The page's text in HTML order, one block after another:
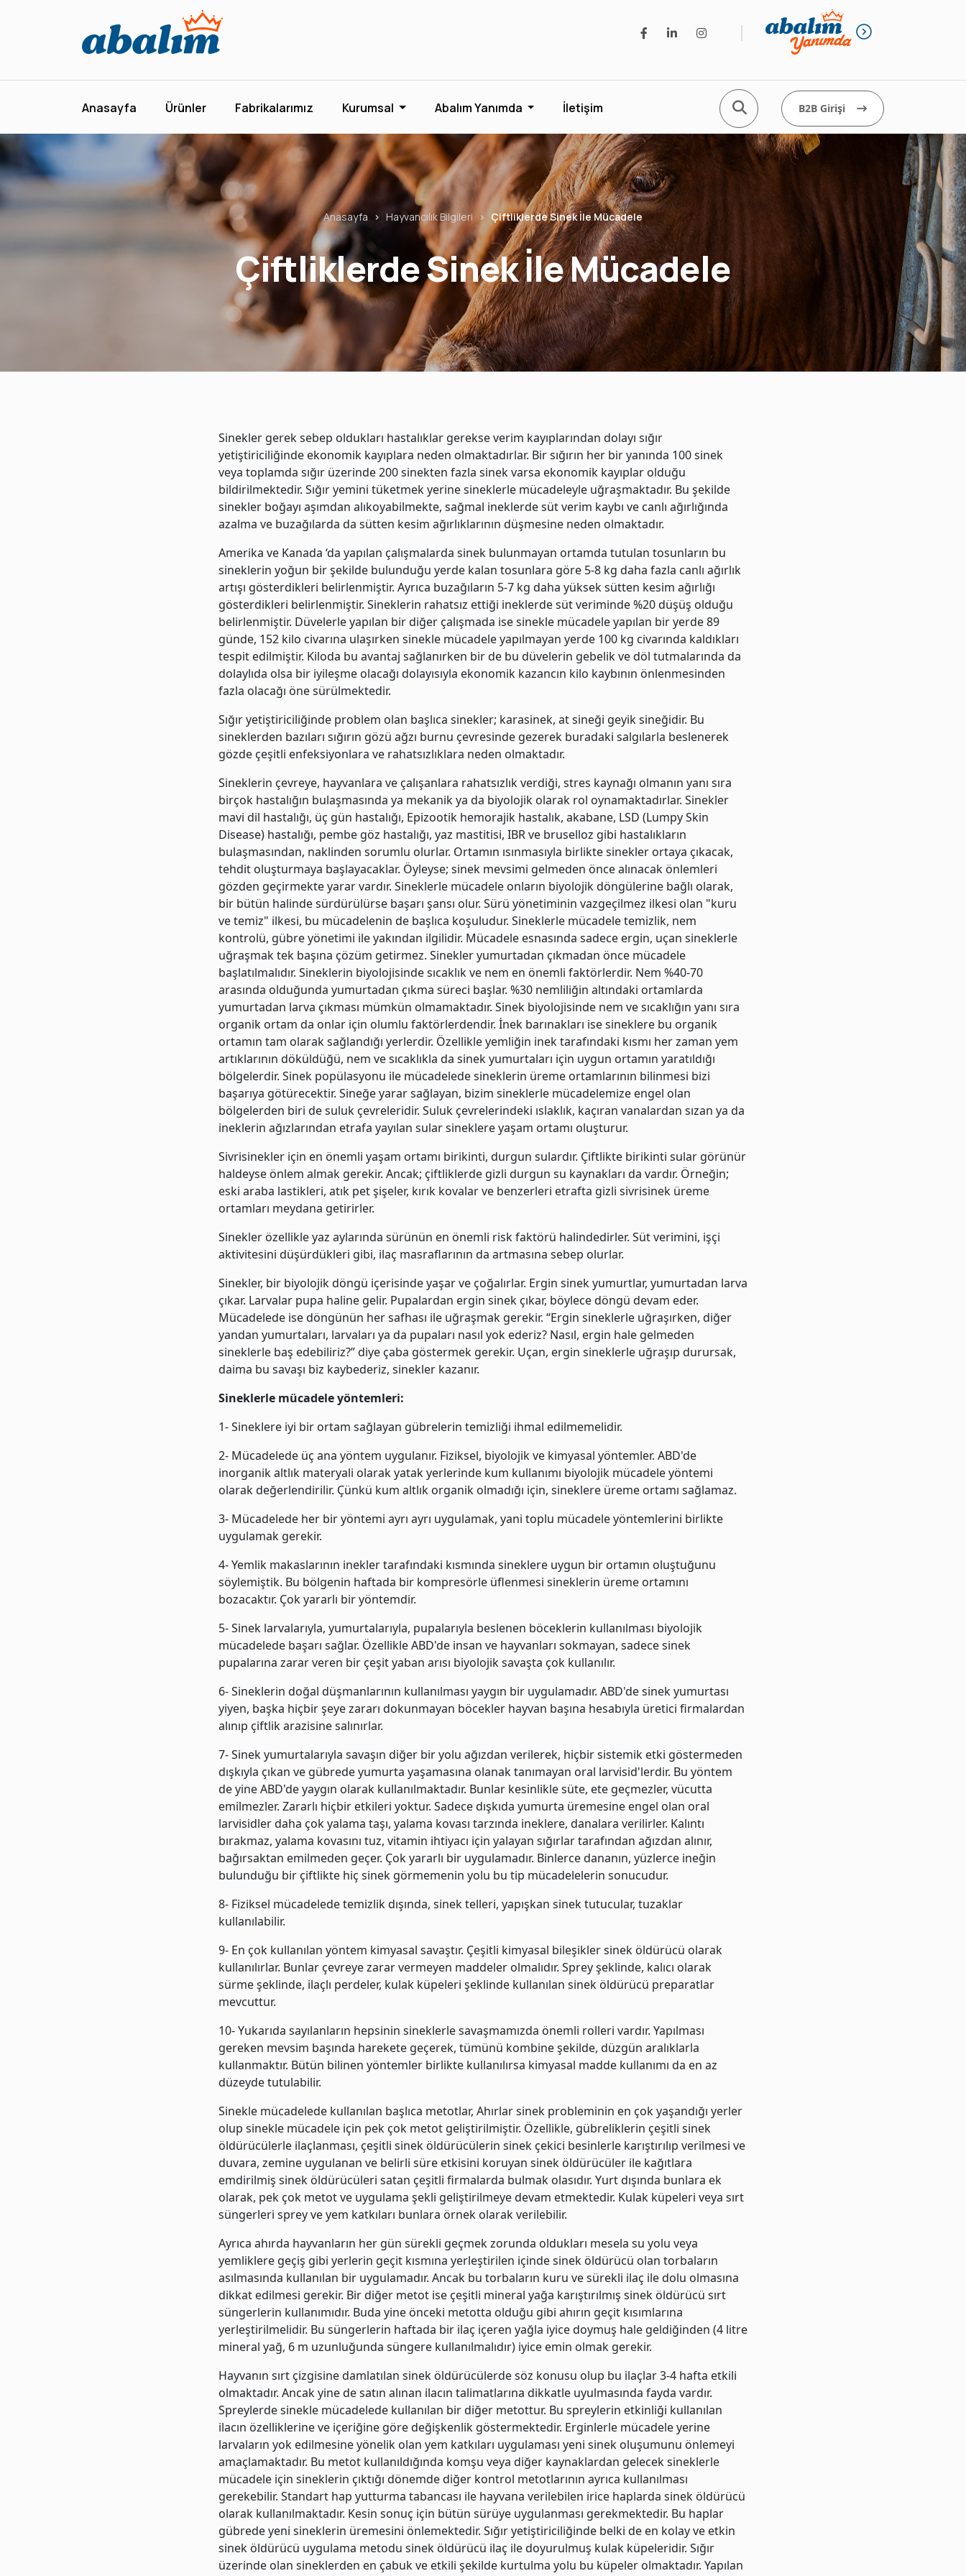
Anasayfa Ürünler Fabrikalarımız Kurumsal Abalım Yanımda İletişim B2B Girişi
Fabrikalarımız
Kurumsal
Abalım Yanımda
İletişim
Anasayfa Hayvancılık Bilgileri Çiftliklerde Sinek İle Mücadele
Çiftliklerde Sinek İle Mücadele
Sinekler gerek sebep oldukları hastalıklar gerekse verim kayıplarından dolayı sığır
yetiştiriciliğinde ekonomik kayıplara neden olmaktadırlar. Bir sığırın her bir yanında 100 sinek
veya toplamda sığır üzerinde 200 sinekten fazla sinek varsa ekonomik kayıplar olduğu
bildirilmektedir. Sığır yemini tüketmek yerine sineklerle mücadeleyle uğraşmaktadır. Bu şekilde
sinekler boğayı aşımdan alıkoyabilmekte, sağmal ineklerde süt verim kaybı ve canlı ağırlığında
azalma ve buzağılarda da sütten kesim ağırlıklarının düşmesine neden olmaktadır.
Amerika ve Kanada ‘da yapılan çalışmalarda sinek bulunmayan ortamda tutulan tosunların bu
sineklerin yoğun bir şekilde bulunduğu yerde kalan tosunlara göre 5-8 kg daha fazla canlı ağırlık
artışı gösterdikleri belirlenmiştir. Ayrıca buzağıların 5-7 kg daha yüksek sütten kesim ağırlığı
gösterdikleri belirlenmiştir. Sineklerin rahatsız ettiği ineklerde süt veriminde %20 düşüş olduğu
belirlenmiştir. Düvelerle yapılan bir diğer çalışmada ise sinekle mücadele yapılan bir yerde 89
günde, 152 kilo civarına ulaşırken sinekle mücadele yapılmayan yerde 100 kg civarında kaldıkları
tespit edilmiştir. Kiloda bu avantaj sağlanırken bir de bu düvelerin gebelik ve döl tutmalarında da
dolaylıda olsa bir iyileşme olacağı dolayısıyla ekonomik kazancın kilo kaybının önlenmesinden
fazla olacağı öne sürülmektedir.
Sığır yetiştiriciliğinde problem olan başlıca sinekler; karasinek, at sineği geyik sineğidir. Bu
sineklerden bazıları sığırın gözü ağzı burnu çevresinde gezerek buradaki salgılarla beslenerek
gözde çeşitli enfeksiyonlara ve rahatsızlıklara neden olmaktadır.
Sineklerin çevreye, hayvanlara ve çalışanlara rahatsızlık verdiği, stres kaynağı olmanın yanı sıra
birçok hastalığın bulaşmasında ya mekanik ya da biyolojik olarak rol oynamaktadırlar. Sinekler
mavi dil hastalığı, üç gün hastalığı, Epizootik hemorajik hastalık, akabane, LSD (Lumpy Skin
Disease) hastalığı, pembe göz hastalığı, yaz mastitisi, IBR ve bruselloz gibi hastalıkların
bulaşmasından, naklinden sorumlu olurlar. Ortamın ısınmasıyla birlikte sinekler ortaya çıkacak,
tehdit oluşturmaya başlayacaklar. Öyleyse; sinek mevsimi gelmeden önce alınacak önlemleri
gözden geçirmekte yarar vardır. Sineklerle mücadele onların biyolojik döngülerine bağlı olarak,
bir bütün halinde sürdürülürse başarı şansı olur. Sürü yönetiminin vazgeçilmez ilkesi olan "kuru
ve temiz" ilkesi, bu mücadelenin de başlıca koşuludur. Sineklerle mücadele temizlik, nem
kontrolü, gübre yönetimi ile yakından ilgilidir. Mücadele esnasında sadece ergin, uçan sineklerle
uğraşmak tek başına çözüm getirmez. Sinekler yumurtadan çıkmadan önce mücadele
başlatılmalıdır. Sineklerin biyolojisinde sıcaklık ve nem en önemli faktörlerdir. Nem %40-70
arasında olduğunda yumurtadan çıkma süreci başlar. %30 nemliliğin altındaki ortamlarda
yumurtadan larva çıkması mümkün olmamaktadır. Sinek biyolojisinde nem ve sıcaklığın yanı sıra
organik ortam da onlar için olumlu faktörlerdendir. İnek barınakları ise sineklere bu organik
ortamın tam olarak sağlandığı yerlerdir. Özellikle yemliğin inek tarafındaki kısmı her zaman yem
artıklarının döküldüğü, nem ve sıcaklıkla da sinek yumurtaları için uygun ortamın yaratıldığı
bölgelerdir. Sinek popülasyonu ile mücadelede sineklerin üreme ortamlarının bilinmesi bizi
başarıya götürecektir. Sineğe yarar sağlayan, bizim sineklerle mücadelemize engel olan
bölgelerden biri de suluk çevreleridir. Suluk çevrelerindeki ıslaklık, kaçıran vanalardan sızan ya da
ineklerin ağızlarından etrafa yayılan sular sineklere yaşam ortamı oluşturur.
Sivrisinekler için en önemli yaşam ortamı birikinti, durgun sulardır. Çiftlikte birikinti sular görünür
haldeyse önlem almak gerekir. Ancak; çiftliklerde gizli durgun su kaynakları da vardır. Örneğin;
eski araba lastikleri, atık pet şişeler, kırık kovalar ve benzerleri etrafta gizli sivrisinek üreme
ortamları meydana getirirler.
Sinekler özellikle yaz aylarında sürünün en önemli risk faktörü halindedirler. Süt verimini, işçi
aktivitesini düşürdükleri gibi, ilaç masraflarının da artmasına sebep olurlar.
Sinekler, bir biyolojik döngü içerisinde yaşar ve çoğalırlar. Ergin sinek yumurtlar, yumurtadan larva
çıkar. Larvalar pupa haline gelir. Pupalardan ergin sinek çıkar, böylece döngü devam eder.
Mücadelede ise döngünün her safhası ile uğraşmak gerekir. “Ergin sineklerle uğraşırken, diğer
yandan yumurtaları, larvaları ya da pupaları nasıl yok ederiz? Nasıl, ergin hale gelmeden
sineklerle baş edebiliriz?” diye çaba göstermek gerekir. Uçan, ergin sineklerle uğraşıp durursak,
daima bu savaşı biz kaybederiz, sinekler kazanır.
Sineklerle mücadele yöntemleri:
1- Sineklere iyi bir ortam sağlayan gübrelerin temizliği ihmal edilmemelidir.
2- Mücadelede üç ana yöntem uygulanır. Fiziksel, biyolojik ve kimyasal yöntemler. ABD'de
inorganik altlık materyali olarak yatak yerlerinde kum kullanımı biyolojik mücadele yöntemi
olarak değerlendirilir. Çünkü kum altlık organik olmadığı için, sineklere üreme ortamı sağlamaz.
3- Mücadelede her bir yöntemi ayrı ayrı uygulamak, yani toplu mücadele yöntemlerini birlikte
uygulamak gerekir.
4- Yemlik makaslarının inekler tarafındaki kısmında sineklere uygun bir ortamın oluştuğunu
söylemiştik. Bu bölgenin haftada bir kompresörle üflenmesi sineklerin üreme ortamını
bozacaktır. Çok yararlı bir yöntemdir.
5- Sinek larvalarıyla, yumurtalarıyla, pupalarıyla beslenen böceklerin kullanılması biyolojik
mücadelede başarı sağlar. Özellikle ABD'de insan ve hayvanları sokmayan, sadece sinek
pupalarına zarar veren bir çeşit yaban arısı biyolojik savaşta çok kullanılır.
6- Sineklerin doğal düşmanlarının kullanılması yaygın bir uygulamadır. ABD'de sinek yumurtası
yiyen, başka hiçbir şeye zararı dokunmayan böcekler hayvan başına hesabıyla üretici firmalardan
alınıp çiftlik arazisine salınırlar.
7- Sinek yumurtalarıyla savaşın diğer bir yolu ağızdan verilerek, hiçbir sistemik etki göstermeden
dışkıyla çıkan ve gübrede yumurta yaşamasına olanak tanımayan oral larvisid'lerdir. Bu yöntem
de yine ABD'de yaygın olarak kullanılmaktadır. Bunlar kesinlikle süte, ete geçmezler, vücutta
emilmezler. Zararlı hiçbir etkileri yoktur. Sadece dışkıda yumurta üremesine engel olan oral
larvisidler daha çok yalama taşı, yalama kovası tarzında ineklere, danalara verilirler. Kalıntı
bırakmaz, yalama kovasını tuz, vitamin ihtiyacı için yalayan sığırlar tarafından ağızdan alınır,
bağırsaktan emilmeden geçer. Çok yararlı bir uygulamadır. Binlerce dananın, yüzlerce ineğin
bulunduğu bir çiftlikte hiç sinek görmemenin yolu bu tip mücadelelerin sonucudur.
8- Fiziksel mücadelede temizlik dışında, sinek telleri, yapışkan sinek tutucular, tuzaklar
kullanılabilir.
9- En çok kullanılan yöntem kimyasal savaştır. Çeşitli kimyasal bileşikler sinek öldürücü olarak
kullanılırlar. Bunlar çevreye zarar vermeyen maddeler olmalıdır. Sprey şeklinde, kalıcı olarak
sürme şeklinde, ilaçlı perdeler, kulak küpeleri şeklinde kullanılan sinek öldürücü preparatlar
mevcuttur.
10- Yukarıda sayılanların hepsinin sineklerle savaşmamızda önemli rolleri vardır. Yapılması
gereken mevsim başında harekete geçerek, tümünü kombine şekilde, düzgün aralıklarla
kullanmaktır. Bütün bilinen yöntemler birlikte kullanılırsa kimyasal madde kullanımı da en az
düzeyde tutulabilir.
Sinekle mücadelede kullanılan başlıca metotlar, Ahırlar sinek probleminin en çok yaşandığı yerler
olup sinekle mücadele için pek çok metot geliştirilmiştir. Özellikle, gübreliklerin çeşitli sinek
öldürücülerle ilaçlanması, çeşitli sinek öldürücülerin sinek çekici besinlerle karıştırılıp verilmesi ve
duvara, zemine uygulanan ve belirli süre etkisini koruyan sinek öldürücüler ile kağıtlara
emdirilmiş sinek öldürücüleri satan çeşitli firmalarda bulmak olasıdır. Yurt dışında bunlara ek
olarak, pek çok metot ve uygulama şekli geliştirilmeye devam etmektedir. Kulak küpeleri veya sırt
süngerleri sprey ve yem katkıları bunlara örnek olarak verilebilir.
Ayrıca ahırda hayvanların her gün sürekli geçmek zorunda oldukları mesela su yolu veya
yemliklere geçiş gibi yerlerin geçit kısmına yerleştirilen içinde sinek öldürücü olan torbaların
asılmasında kullanılan bir uygulamadır. Ancak bu torbaların kuru ve sürekli ilaç ile dolu olmasına
dikkat edilmesi gerekir. Bir diğer metot ise çeşitli mineral yağa karıştırılmış sinek öldürücü sırt
süngerlerin kullanımıdır. Buda yine önceki metotta olduğu gibi ahırın geçit kısımlarına
yerleştirilmelidir. Bu süngerlerin haftada bir ilaç içeren yağla iyice doymuş hale geldiğinden (4 litre
mineral yağ, 6 m uzunluğunda süngere kullanılmalıdır) iyice emin olmak gerekir.
Hayvanın sırt çizgisine damlatılan sinek öldürücülerde söz konusu olup bu ilaçlar 3-4 hafta etkili
olmaktadır. Ancak yine de satın alınan ilacın talimatlarına dikkatle uyulmasında fayda vardır.
Spreylerde sinekle mücadelede kullanılan bir diğer metottur. Bu spreylerin etkinliği kullanılan
ilacın özelliklerine ve içeriğine göre değişkenlik göstermektedir. Erginlerle mücadele yerine
larvaların yok edilmesine yönelik olan yem katkıları uygulaması yeni sinek oluşumunu önlemeyi
amaçlamaktadır. Bu metot kullanıldığında komşu veya diğer kaynaklardan gelecek sineklerle
mücadele için sineklerin çıktığı dönemde diğer kontrol metotlarının ayrıca kullanılması
gerekebilir. Standart hap yutturma tabancası ile hayvana verilebilen irice haplarda sinek öldürücü
olarak kullanılmaktadır. Kesin sonuç için bütün sürüye uygulanması gerekmektedir. Bu haplar
gübrede yeni sineklerin üremesini önlemektedir. Sığır yetiştiriciliğinde belki de en kolay ve etkin
sinek öldürücü uygulama metodu sinek öldürücü ilaç ile doyurulmuş kulak küpeleridir. Sığır
üzerinde olan sineklerden en çabuk ve etkili şekilde kurtulma yolu bu küpeler olmaktadır. Yapılan